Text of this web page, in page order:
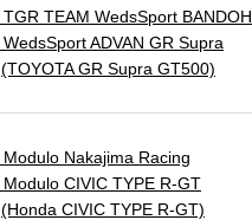
TGR TEAM WedsSport BANDOH
WedsSport ADVAN GR Supra
(TOYOTA GR Supra GT500)
Modulo Nakajima Racing
Modulo CIVIC TYPE R-GT
(Honda CIVIC TYPE R-GT)